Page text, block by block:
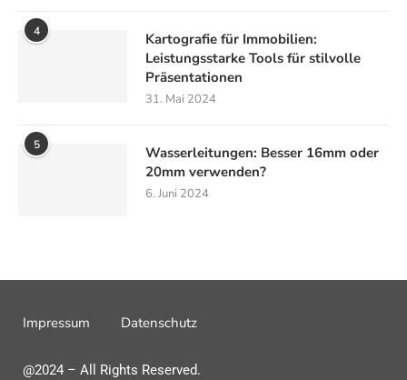
4
Kartografie für Immobilien:
Leistungsstarke Tools für stilvolle
Präsentationen
31. Mai 2024
5
Wasserleitungen: Besser 16mm oder
20mm verwenden?
6. Juni 2024
Impressum Datenschutz
@2024 – All Rights Reserved.